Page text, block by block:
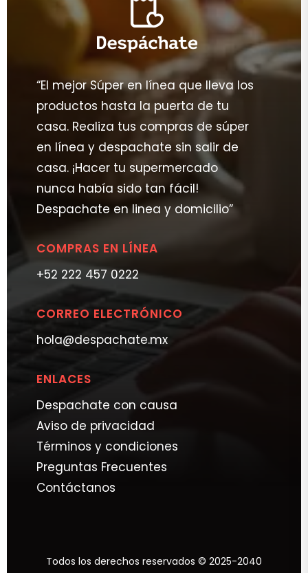
“El mejor Súper en línea que lleva los
productos hasta la puerta de tu
casa. Realiza tus compras de súper
en línea y despachate sin salir de
casa. ¡Hacer tu supermercado
nunca había sido tan fácil!
Despachate en linea y domicilio”
COMPRAS EN LÍNEA
+52 222 457 0222
CORREO ELECTRÓNICO
hola@despachate.mx
ENLACES
Despachate con causa
Aviso de privacidad
Términos y condiciones
Preguntas Frecuentes
Contáctanos
Todos los derechos reservados © 2025-2040